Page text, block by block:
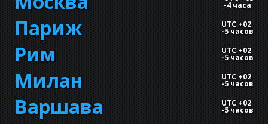
-4 часа
Париж UTC +02
-5 часов
Рим UTC +02
-5 часов
Милан UTC +02
-5 часов
Варшава UTC +02
-5 часов